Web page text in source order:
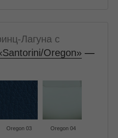
Лагуна с
Oregon» —
Oregon 03 Oregon 04